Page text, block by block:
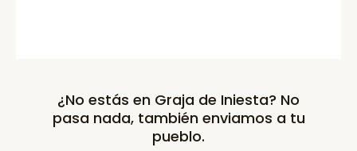
¿No estás en Graja de Iniesta? No
pasa nada, también enviamos a tu
pueblo.